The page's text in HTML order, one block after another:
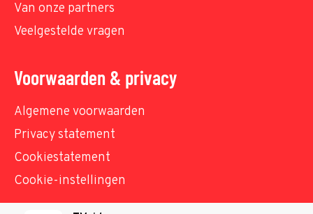
Van onze partners
Veelgestelde vragen
Voorwaarden & privacy
Algemene voorwaarden
Privacy statement
Cookiestatement
Cookie-instellingen